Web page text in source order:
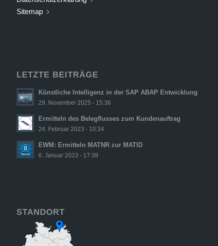
Sitemap
LETZTE BEITRÄGE
Künstliche Intelligenz in der SAP ABAP Entwicklung
29. November 2025 - 15:36
Ermitteln des Belegflusses zum Kundenauftrag
24. Februar 2023 - 10:34
EWM: Ermitteln MATNR zur MATID
6. Januar 2023 - 17:39
STANDORT